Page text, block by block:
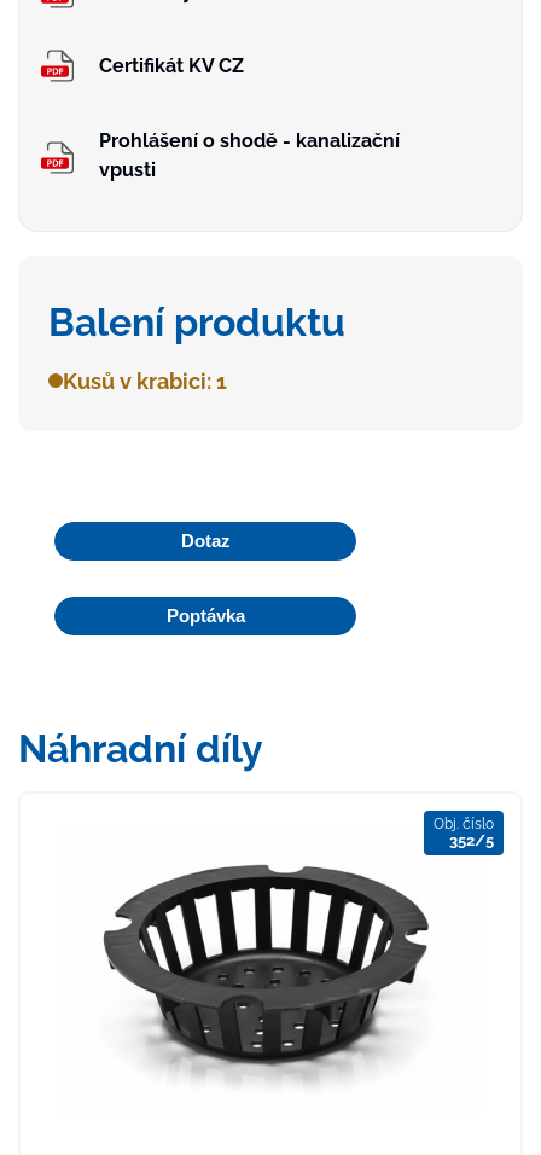
Certifikát KV CZ
Prohlášení o shodě - kanalizační
vpusti
Balení produktu
Kusů v krabici: 1
Dotaz
Poptávka
Náhradní díly
Obj. číslo
352/5